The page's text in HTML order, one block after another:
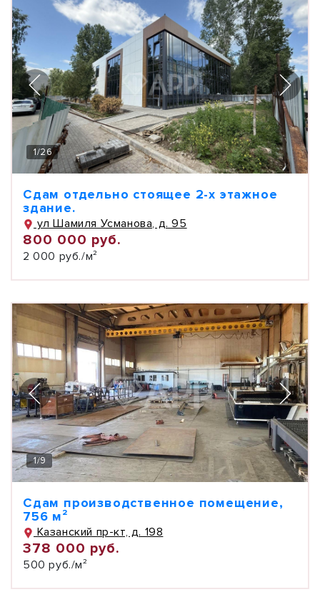
1/26
Сдам отдельно стоящее 2-х этажное
здание.
ул Шамиля Усманова, д. 95
800 000 руб.
2 000 руб./м²
1/9
Сдам производственное помещение,
756 м²
Казанский пр-кт, д. 198
378 000 руб.
500 руб./м²